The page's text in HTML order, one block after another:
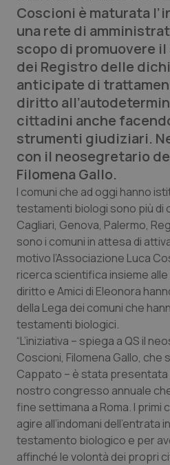
Studi e Analisi
Lettere al direttore
Edizioni Regionali
QS Pro
Professionisti Sanitari.AI
Abruzzo
Basilicata
Calabria
Campania
Emilia-Romagna
Friuli Venezia Giulia
Lazio
Liguria
QS Pro Gold
Artrite & artrosi
Asma & BPCO
Car-T
Colesterolo &
Dermatite Atopica
Diabete & glucometri
Disturbi dell’umore
QS Club Newsletter
Coscioni è maturata
una rete di
scopo di promuovere
dei Registro delle
anticipate di
diritto
cittadini anche
strumenti giudiziari.
con il neosegretario
Filomena Gallo.
I comuni che ad oggi hanno
testamenti biologi sono più di
Cagliari, Genova, Palermo,
sono i comuni in attesa di
motivo l’Associazione Luca
ricerca scientifica insieme
diritto e Amici di Eleonora
della Lega dei comuni che
testamenti biologici.
“L’iniziativa – spiega a QS il
Coscioni, Filomena Gallo, che
Cappato – è stata
nostro congresso annuale
fine settimana a Roma. I primi
agire all’indomani dell’entrata
testamento biologico e per
affinché le volontà dei propri